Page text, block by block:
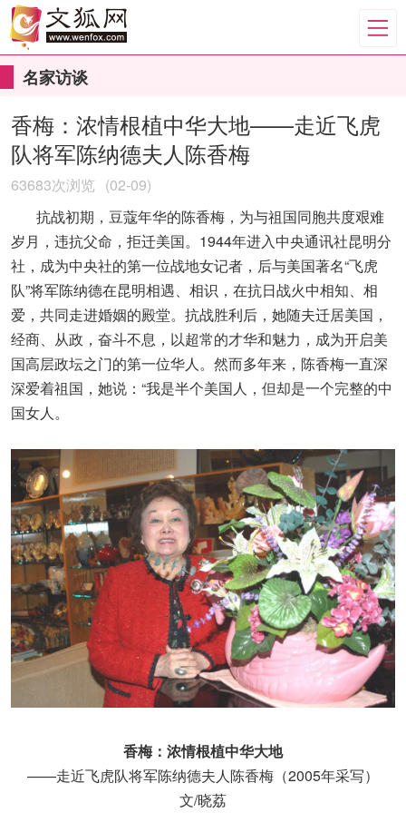
名家访谈
香梅：浓情根植中华大地——走近飞虎
队将军陈纳德夫人陈香梅
63683次浏览 (02-09)
抗战初期，豆蔻年华的陈香梅，为与祖国同胞共度艰难
岁月，违抗父命，拒迁美国。1944年进入中央通讯社昆明分
社，成为中央社的第一位战地女记者，后与美国著名“飞虎
队”将军陈纳德在昆明相遇、相识，在抗日战火中相知、相
爱，共同走进婚姻的殿堂。抗战胜利后，她随夫迁居美国，
经商、从政，奋斗不息，以超常的才华和魅力，成为开启美
国高层政坛之门的第一位华人。然而多年来，陈香梅一直深
深爱着祖国，她说：“我是半个美国人，但却是一个完整的中
国女人。
香梅：浓情根植中华大地
——走近飞虎队将军陈纳德夫人陈香梅（2005年采写）
文/晓荔